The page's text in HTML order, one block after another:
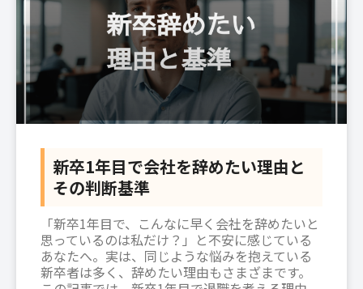
新卒1年目で会社を辞めたい理由と
その判断基準
「新卒1年目で、こんなに早く会社を辞めたいと
思っているのは私だけ？」と不安に感じている
あなたへ。実は、同じような悩みを抱えている
新卒者は多く、辞めたい理由もさまざまです。